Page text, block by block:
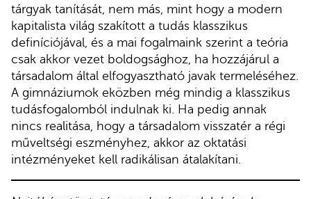
tárgyak tanítását, nem más, mint hogy a modern
kapitalista világ szakított a tudás klasszikus
definíciójával, és a mai fogalmaink szerint a teória
csak akkor vezet boldogsághoz, ha hozzájárul a
társadalom által elfogyasztható javak termeléséhez.
A gimnáziumok eközben még mindig a klasszikus
tudásfogalomból indulnak ki. Ha pedig annak
nincs realitása, hogy a társadalom visszatér a régi
műveltségi eszményhez, akkor az oktatási
intézményeket kell radikálisan átalakítani.